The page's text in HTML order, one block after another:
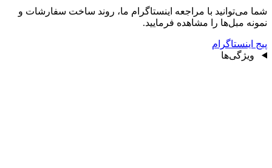
شما می‌توانید با مراجعه اینستاگرام ما، روند ساخت سفارشات و
نمونه مبل‌ها را مشاهده فرمایید.
پیج اینستاگرام
ویژگی‌ها